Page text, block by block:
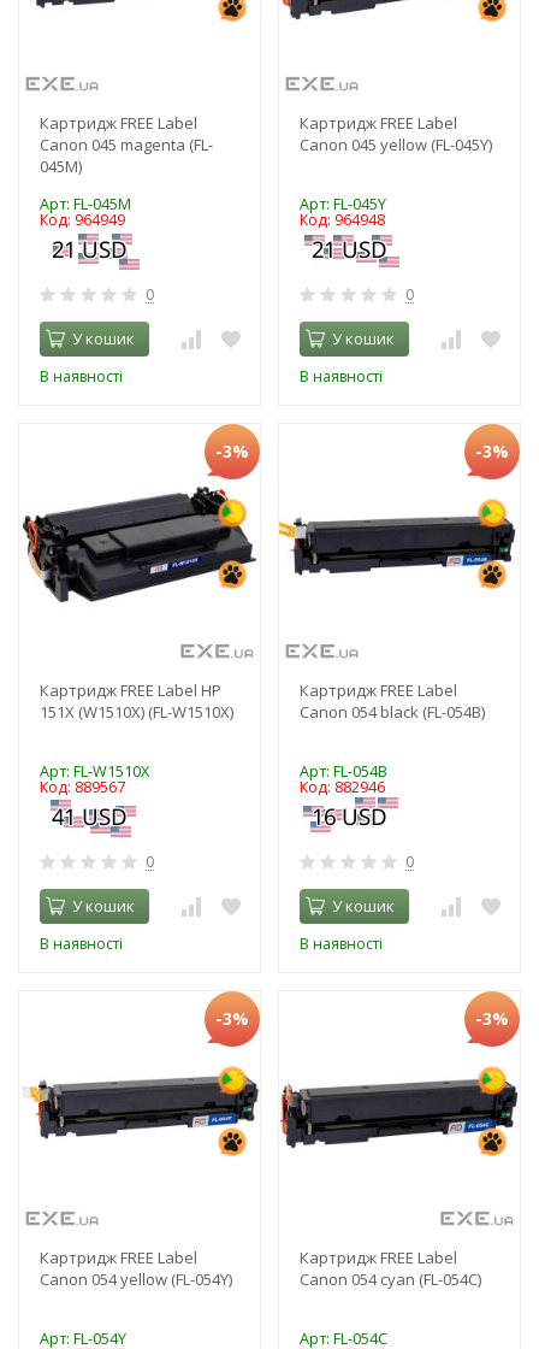
Картридж FREE Label
Canon 045 magenta (FL-
045M)
Арт: FL-045M
Код: 964949
0
У кошик
В наявності
Картридж FREE Label
Canon 045 yellow (FL-045Y)
Арт: FL-045Y
Код: 964948
0
У кошик
В наявності
-3%
Картридж FREE Label HP
151X (W1510X) (FL-W1510X)
Арт: FL-W1510X
Код: 889567
0
У кошик
В наявності
-3%
Картридж FREE Label
Canon 054 black (FL-054B)
Арт: FL-054B
Код: 882946
0
У кошик
В наявності
-3%
Картридж FREE Label
Canon 054 yellow (FL-054Y)
Арт: FL-054Y
-3%
Картридж FREE Label
Canon 054 cyan (FL-054C)
Арт: FL-054C